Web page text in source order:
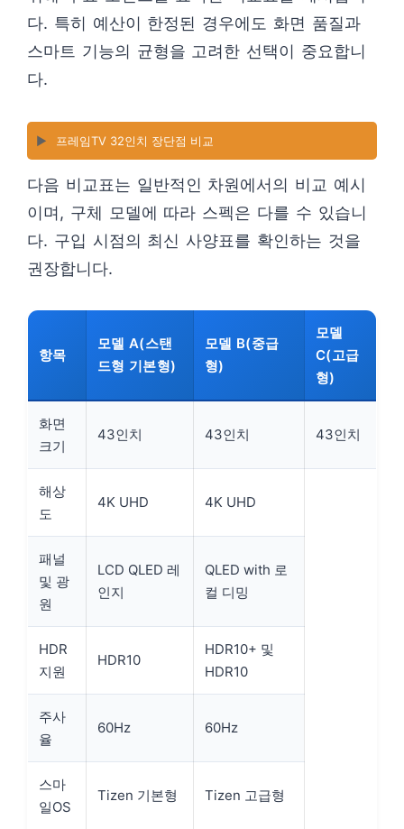
다. 특히 예산이 한정된 경우에도 화면 품질과
스마트 기능의 균형을 고려한 선택이 중요합니
다.
▶️ 프레임TV 32인치 장단점 비교
다음 비교표는 일반적인 차원에서의 비교 예시
이며, 구체 모델에 따라 스펙은 다를 수 있습니
다. 구입 시점의 최신 사양표를 확인하는 것을
권장합니다.
항목
모델 A(스탠
드형 기본형)
모델 B(중급
형)
모델
C(고급
형)
화면
크기
43인치 43인치 43인치
해상
도
4K UHD 4K UHD
패널
및 광
원
LCD QLED 레
인지
QLED with 로
컬 디밍
HDR
지원
HDR10
HDR10+ 및
HDR10
주사
율
60Hz 60Hz
스마
일OS
Tizen 기본형 Tizen 고급형